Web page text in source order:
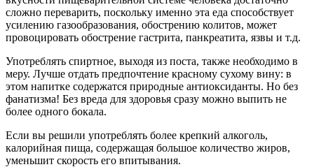
сложно переварить, поскольку именно эта еда способствует
усилению газообразования, обострению колитов, может
провоцировать обострение гастрита, панкреатита, язвы и т.д.
Употреблять спиртное, выходя из поста, также необходимо в
меру. Лучше отдать предпочтение красному сухому вину: в
этом напитке содержатся природные антиоксиданты. Но без
фанатизма! Без вреда для здоровья сразу можно выпить не
более одного бокала.
Если вы решили употреблять более крепкий алкоголь,
калорийная пища, содержащая большое количество жиров,
уменьшит скорость его впитывания.